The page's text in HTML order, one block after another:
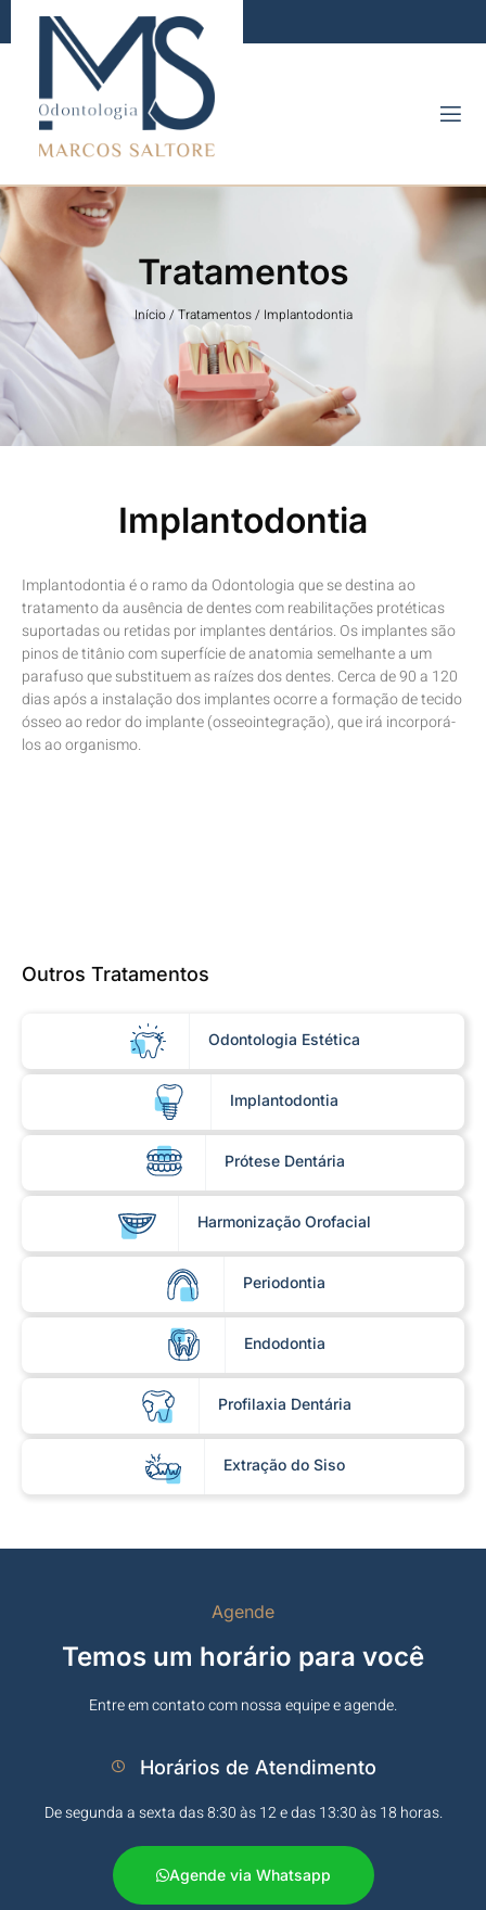
Tratamentos
Início/Tratamentos/ Implantodontia
Implantodontia
Implantodontia é o ramo da Odontologia que se destina ao
tratamento da ausência de dentes com reabilitações protéticas
suportadas ou retidas por implantes dentários. Os implantes são
pinos de titânio com superfície de anatomia semelhante a um
parafuso que substituem as raízes dos dentes. Cerca de 90 a 120
dias após a instalação dos implantes ocorre a formação de tecido
ósseo ao redor do implante (osseointegração), que irá incorporá-
los ao organismo.
Outros Tratamentos
Odontologia Estética​
Implantodontia
Prótese Dentária
Harmonização Orofacial
Periodontia
Endodontia
Profilaxia Dentária​
Extração do Siso​
Agende
Temos um horário para você
Entre em contato com nossa equipe e agende.
Horários de Atendimento
De segunda a sexta das 8:30 às 12 e das 13:30 às 18 horas.​
Agende via Whatsapp